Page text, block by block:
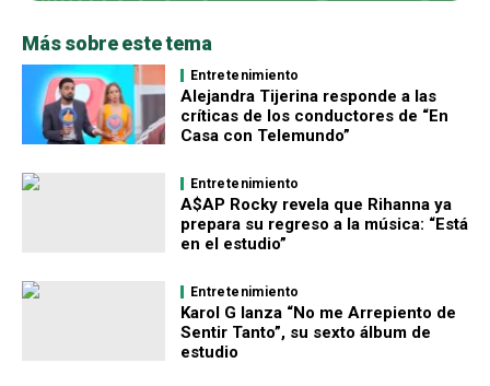
Más sobre este tema
Entretenimiento
Alejandra Tijerina responde a las
críticas de los conductores de “En
Casa con Telemundo”
Entretenimiento
A$AP Rocky revela que Rihanna ya
prepara su regreso a la música: “Está
en el estudio”
Entretenimiento
Karol G lanza “No me Arrepiento de
Sentir Tanto”, su sexto álbum de
estudio